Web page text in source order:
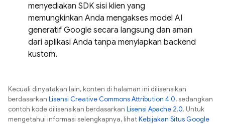
menyediakan SDK sisi klien yang
memungkinkan Anda mengakses model AI
generatif Google secara langsung dan aman
dari aplikasi Anda tanpa menyiapkan backend
kustom.
Kecuali dinyatakan lain, konten di halaman ini dilisensikan
berdasarkan Lisensi Creative Commons Attribution 4.0, sedangkan
contoh kode dilisensikan berdasarkan Lisensi Apache 2.0. Untuk
mengetahui informasi selengkapnya, lihatKebijakan Situs Google